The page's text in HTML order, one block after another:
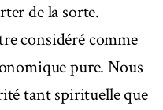
de la sorte.
considéré comme
pure. Nous
tant spirituelle que